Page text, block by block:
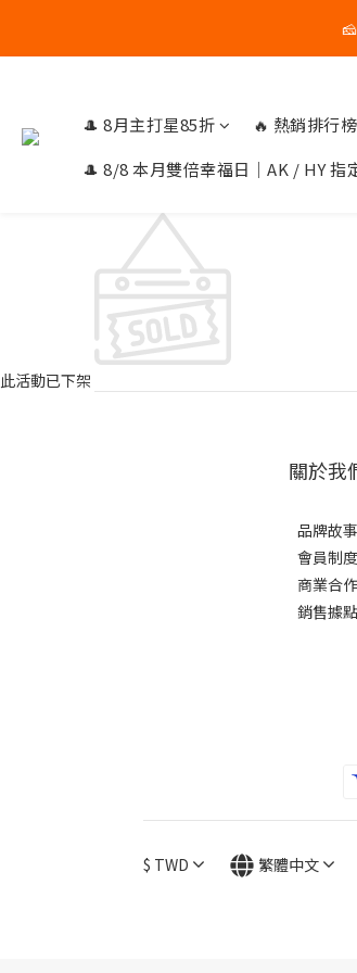
🎩 8月主打星85折 🔥 熱銷排行榜
🎩 8/8 本月雙倍幸福日｜AK / HY 指
此活動已下架
關於我
品牌故事
會員制度
商業合作
銷售據點
$ TWD 繁體中文